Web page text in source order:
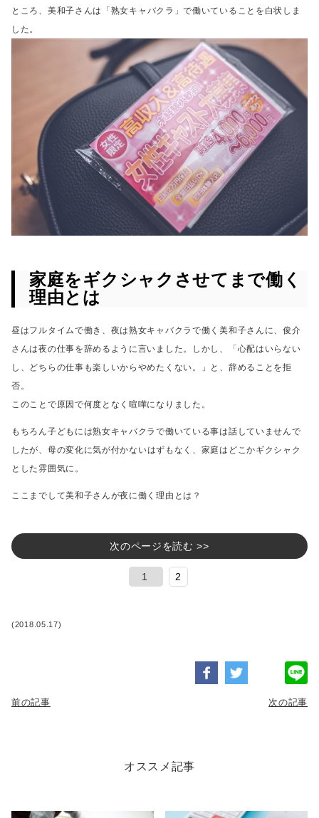
ところ、 美和子さんは「熟女キャバクラ」で働いていることを白状しま
した。
家庭をギクシャクさせてまで働く
理由とは
昼はフルタイムで働き、夜は熟女キャバクラで働く美和子さんに、 俊介
さんは夜の仕事を辞めるように言いました。
しかし、「心配はいらない
し、どちらの仕事も楽しいからやめたくない。」と、辞めることを拒
否。
このことで原因で何度となく喧嘩になりました。
もちろん子どもには熟女キャバクラで働いている事は話していませんで
したが、 母の変化に気が付かないはずもなく、家庭はどこかギクシャク
とした雰囲気に。
ここまでして美和子さんが夜に働く理由とは？
次のページを読む >>
1 2
(2018.05.17)
前の記事 次の記事
オススメ記事